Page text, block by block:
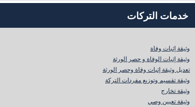
خدمات التركات
وثيقة إثبات وفاة
وثيقة إثبات الوفاة و حصر الورثة
تعديل وثيقة إثبات وفاة وحصر الورثة
وثيقة تقسيم وتوزيع مفردات التركة
وثيقة تخارج
وثيقة تعيين وصي